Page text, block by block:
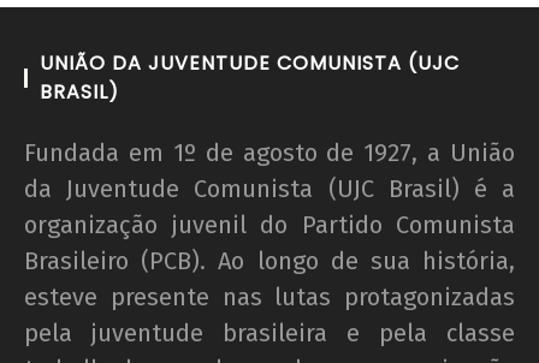
UNIÃO DA JUVENTUDE COMUNISTA (UJC
BRASIL)
Fundada em 1º de agosto de 1927, a União
da Juventude Comunista (UJC Brasil) é a
organização juvenil do Partido Comunista
Brasileiro (PCB). Ao longo de sua história,
esteve presente nas lutas protagonizadas
pela juventude brasileira e pela classe